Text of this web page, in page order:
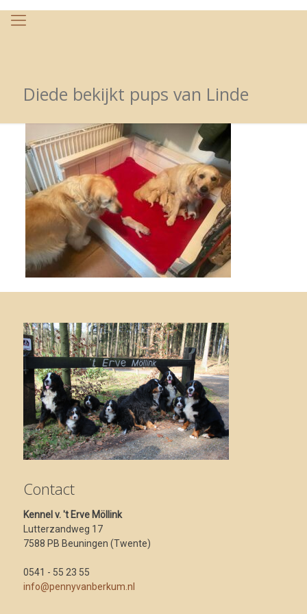
Diede bekijkt pups van Linde
Contact
Kennel v. 't Erve Möllink
Lutterzandweg 17
7588 PB Beuningen (Twente)
0541 - 55 23 55
info@pennyvanberkum.nl